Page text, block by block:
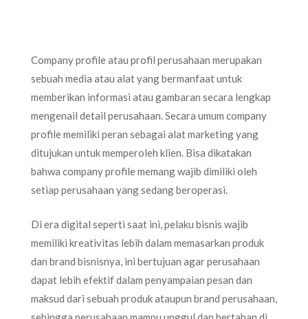
Company profile atau profil perusahaan merupakan
sebuah media atau alat yang bermanfaat untuk
memberikan informasi atau gambaran secara lengkap
mengenail detail perusahaan. Secara umum company
profile memiliki peran sebagai alat marketing yang
ditujukan untuk memperoleh klien. Bisa dikatakan
bahwa company profile memang wajib dimiliki oleh
setiap perusahaan yang sedang beroperasi.
Di era digital seperti saat ini, pelaku bisnis wajib
memiliki kreativitas lebih dalam memasarkan produk
dan brand bisnisnya, ini bertujuan agar perusahaan
dapat lebih efektif dalam penyampaian pesan dan
maksud dari sebuah produk ataupun brand perusahaan,